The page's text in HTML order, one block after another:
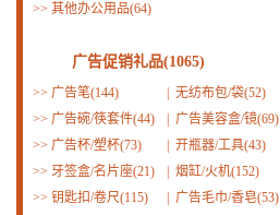
>> 其他办公用品(64)
广告促销礼品(1065)
>> 广告笔(144)
无纺布包/袋(52)
>> 广告碗/筷套件(44)
广告美容盒/镜(69)
>> 广告杯/塑杯(73)
开瓶器/工具(43)
>> 牙签盒/名片座(21)
烟缸/火机(152)
>> 钥匙扣/卷尺(115)
广告毛巾/香皂(53)